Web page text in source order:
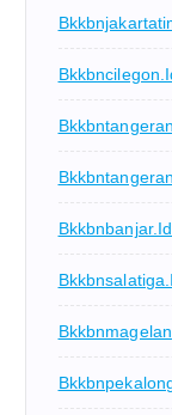
Bkkbnbanjar.id